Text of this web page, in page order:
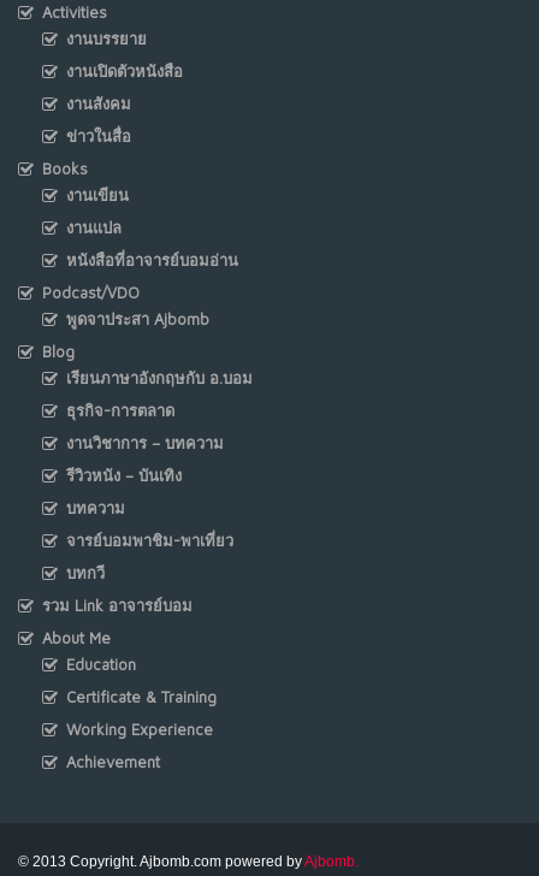
Activities
งานบรรยาย
งานเปิดตัวหนังสือ
งานสังคม
ข่าวในสื่อ
Books
งานเขียน
งานแปล
หนังสือที่อาจารย์บอมอ่าน
Podcast/VDO
พูดจาประสา Ajbomb
Blog
เรียนภาษาอังกฤษกับ อ.บอม
ธุรกิจ-การตลาด
งานวิชาการ – บทความ
รีวิวหนัง – บันเทิง
บทความ
จารย์บอมพาชิม-พาเที่ยว
บทกวี
รวม Link อาจารย์บอม
About Me
Education
Certificate & Training
Working Experience
Achievement
© 2013 Copyright. Ajbomb.com powered byAjbomb.